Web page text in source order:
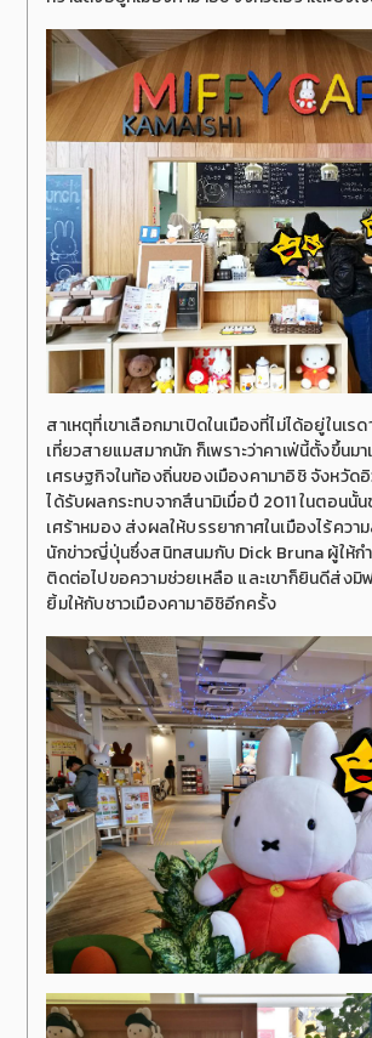
สาเหตุที่เขาเลือกมาเปิดในเมืองที่ไม่ได้อยู่ในเ
เที่ยวสายแมสมากนัก ก็เพราะว่าคาเฟ่นี้ตั้งขึ้นม
เศรษฐกิจในท้องถิ่นของเมืองคามาอิชิ จังหวัดอิ
ได้รับผลกระทบจากสึนามิเมื่อปี 2011 ในตอนนั้
เศร้าหมอง ส่งผลให้บรรยากาศในเมืองไร้ควา
นักข่าวญี่ปุ่นซึ่งสนิทสนมกับ Dick Bruna ผู้ให้ก
ติดต่อไปขอความช่วยเหลือ และเขาก็ยินดีส่ง
ยิ้มให้กับชาวเมืองคามาอิชิอีกครั้ง